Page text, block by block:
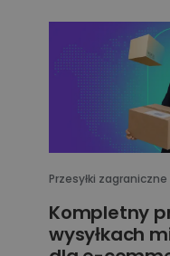
Przesyłki zagraniczne
Kompletny
wysyłkach